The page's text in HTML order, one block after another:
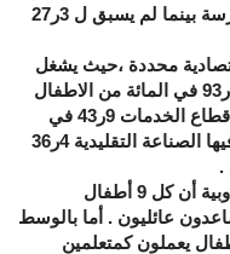
تمدرسهم و 1ر56 في المائة غادروا المدرسة بينما لم يسبق ل 3ر27
محددة ،حيث يشغل
قطاع الفلاحة والغابة والصيد مثلا قرابة 5ر93 في المائة من الاطفال
المشتغلين بالوسط القروي، فيما يشغل قطاع الخدمات 9ر43 في
المائة من الاطفال، وقطاع الصناعة بما فيها الصناعة التقليدية 4ر36
.
وبحسب الحالة في المهنة ،كشفت المندوبية أن كل 9 أطفال
القروي من 10 هم مساعدون عائليون . أما بالوسط
يعملون كمتعلمين